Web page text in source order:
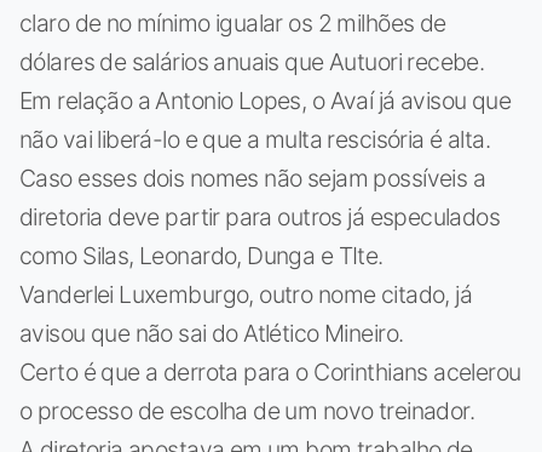
claro de no mínimo igualar os 2 milhões de
dólares de salários anuais que Autuori recebe.
Em relação a Antonio Lopes, o Avaí já avisou que
não vai liberá-lo e que a multa rescisória é alta.
Caso esses dois nomes não sejam possíveis a
diretoria deve partir para outros já especulados
como Silas, Leonardo, Dunga e TIte.
Vanderlei Luxemburgo, outro nome citado, já
avisou que não sai do Atlético Mineiro.
Certo é que a derrota para o Corinthians acelerou
o processo de escolha de um novo treinador.